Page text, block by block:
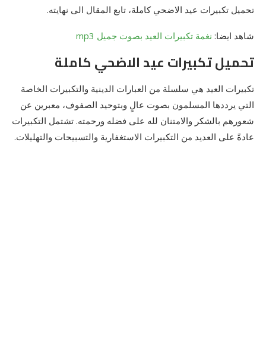
تحميل تكبيرات عيد الاضحي كاملة، تابع المقال الى نهايته.
شاهد ايضا: نغمة تكبيرات العيد بصوت جميل mp3
تحميل تكبيرات عيد الاضحي كاملة
تكبيرات العيد هي سلسلة من العبارات الدينية والتكبيرات الخاصة
التي يرددها المسلمون بصوت عالٍ وبتوحيد الصفوف، معبرين عن
شعورهم بالشكر والامتنان لله على فضله ورحمته. تشتمل التكبيرات
عادةً على العديد من التكبيرات الاستغفارية والتسبيحات والتهليلات.